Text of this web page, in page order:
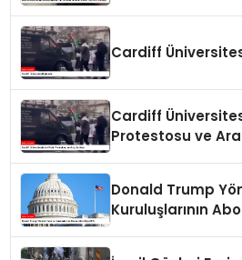
Cardiff
Cardiff
Protestosu ve
Donald Trump
Kuruluşlarının